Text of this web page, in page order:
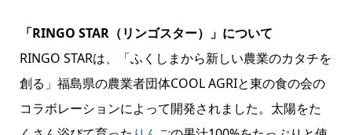
「RINGO STAR（リンゴスター）」について
RINGO STARは、「ふくしまから新しい農業のカタチを
創る」福島県の農業者団体COOL AGRIと東の食の会の
コラボレーションによって開発されました。太陽をた